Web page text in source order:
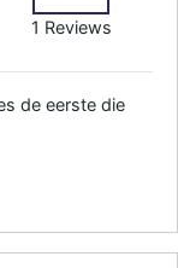
1 Reviews
de eerste die